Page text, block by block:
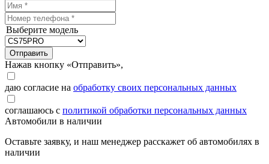
Выберите модель
Отправить
Нажав кнопку «Отправить»,
даю согласие на обработку своих персональных данных
соглашаюсь с политикой обработки персональных данных
Автомобили в наличии
Оставьте заявку, и наш менеджер расскажет об автомобилях в
наличии